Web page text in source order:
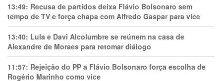
13:49: Recusa de partidos deixa Flávio Bolsonaro sem
tempo de TV e força chapa com Alfredo Gaspar para vice
13:40: Lula e Davi Alcolumbre se reúnem na casa de
Alexandre de Moraes para retomar diálogo
11:57: Rejeição do PP a Flávio Bolsonaro força escolha de
Rogério Marinho como vice